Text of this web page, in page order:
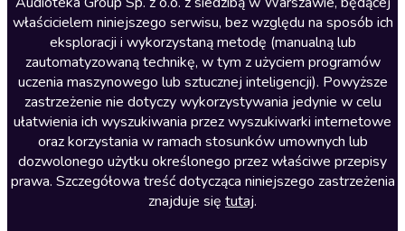
Nauka języków
Nauki humanistyczne
Podcasty i audycje
Polityka
Prasa
Religia
Romans
właścicielem niniejszego serwisu, bez względu na sposób ich
eksploracji i wykorzystaną metodę (manualną lub
zautomatyzowaną technikę, w tym z użyciem programów
uczenia maszynowego lub sztucznej inteligencji). Powyższe
zastrzeżenie nie dotyczy wykorzystywania jedynie w celu
ułatwienia ich wyszukiwania przez wyszukiwarki internetowe
oraz korzystania w ramach stosunków umownych lub
dozwolonego użytku określonego przez właściwe przepisy
prawa. Szczegółowa treść dotycząca niniejszego zastrzeżenia
znajduje się tutaj.